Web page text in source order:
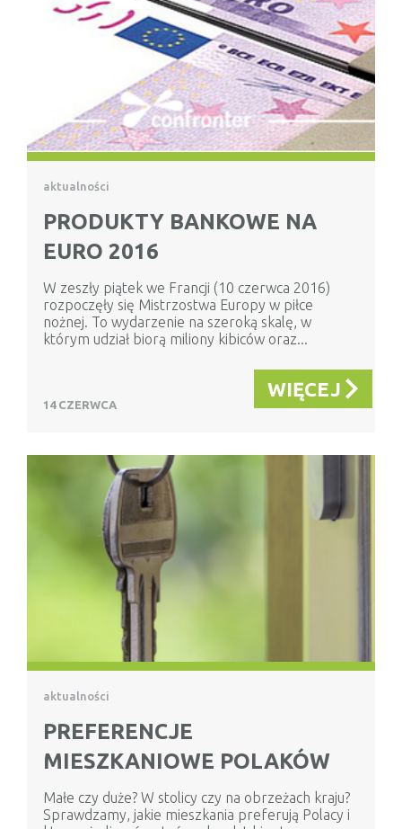
aktualności
PRODUKTY BANKOWE NA
EURO 2016
W zeszły piątek we Francji (10 czerwca 2016)
rozpoczęły się Mistrzostwa Europy w piłce
nożnej. To wydarzenie na szeroką skalę, w
którym udział biorą miliony kibiców oraz...
14 CZERWCA
WIĘCEJ
aktualności
PREFERENCJE
MIESZKANIOWE POLAKÓW
Małe czy duże? W stolicy czy na obrzeżach kraju?
Sprawdzamy, jakie mieszkania preferują Polacy i